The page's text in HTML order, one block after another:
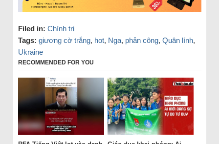
Filed in: Chính trị
Tags: giương cờ trắng, hot, Nga, phản công, Quân lính,
Ukraine
RECOMMENDED FOR YOU